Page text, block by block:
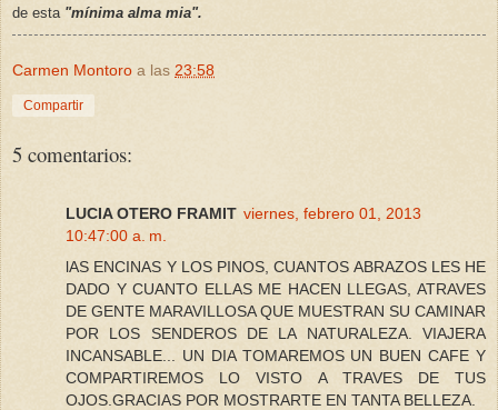
de esta "mínima alma mia".
Carmen Montoro a las 23:58
Compartir
5 comentarios:
LUCIA OTERO FRAMIT viernes, febrero 01, 2013
10:47:00 a. m.
lAS ENCINAS Y LOS PINOS, CUANTOS ABRAZOS LES HE
DADO Y CUANTO ELLAS ME HACEN LLEGAS, ATRAVES
DE GENTE MARAVILLOSA QUE MUESTRAN SU CAMINAR
POR LOS SENDEROS DE LA NATURALEZA. VIAJERA
INCANSABLE... UN DIA TOMAREMOS UN BUEN CAFE Y
COMPARTIREMOS LO VISTO A TRAVES DE TUS
OJOS.GRACIAS POR MOSTRARTE EN TANTA BELLEZA.